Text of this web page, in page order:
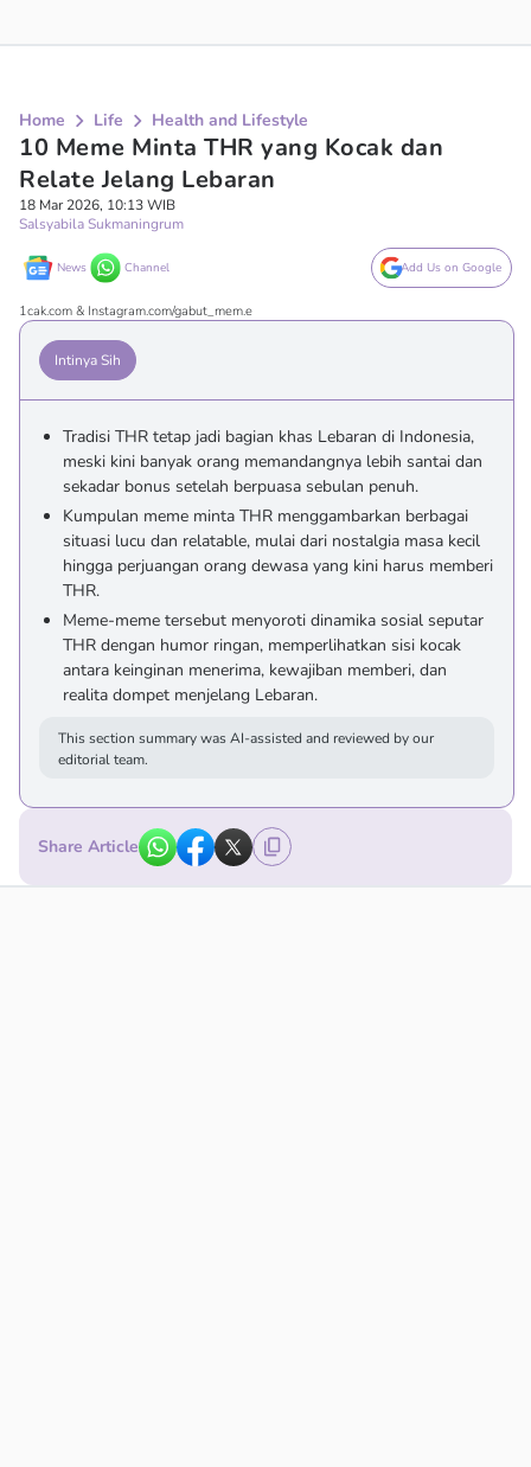
Home Life Health and Lifestyle
10 Meme Minta THR yang Kocak dan
Relate Jelang Lebaran
18 Mar 2026, 10:13 WIB
Salsyabila Sukmaningrum
News Channel Add Us on Google
1cak.com & Instagram.com/gabut_mem.e
Intinya Sih
Tradisi THR tetap jadi bagian khas Lebaran di Indonesia,
meski kini banyak orang memandangnya lebih santai dan
sekadar bonus setelah berpuasa sebulan penuh.
Kumpulan meme minta THR menggambarkan berbagai
situasi lucu dan relatable, mulai dari nostalgia masa kecil
hingga perjuangan orang dewasa yang kini harus memberi
THR.
Meme-meme tersebut menyoroti dinamika sosial seputar
THR dengan humor ringan, memperlihatkan sisi kocak
antara keinginan menerima, kewajiban memberi, dan
realita dompet menjelang Lebaran.
This section summary was AI-assisted and reviewed by our
editorial team.
Share Article